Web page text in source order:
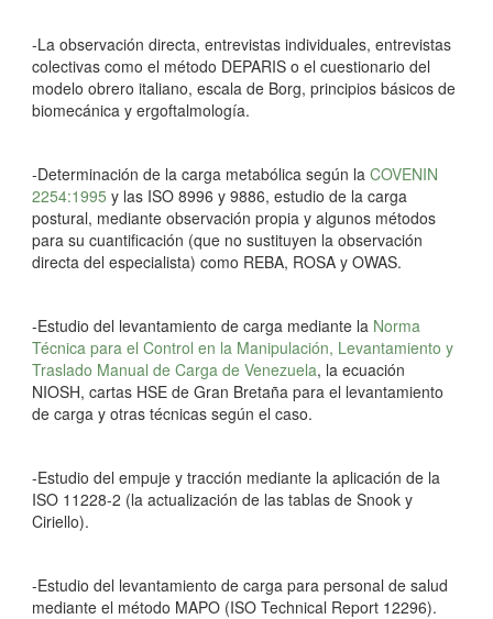
-La observación directa, entrevistas individuales, entrevistas
colectivas como el método DEPARIS o el cuestionario del
modelo obrero italiano, escala de Borg, principios básicos de
biomecánica y ergoftalmología.
-Determinación de la carga metabólica según la COVENIN
2254:1995 y las ISO 8996 y 9886, estudio de la carga
postural, mediante observación propia y algunos métodos
para su cuantificación (que no sustituyen la observación
directa del especialista) como REBA, ROSA y OWAS.
-Estudio del levantamiento de carga mediante la Norma
Técnica para el Control en la Manipulación, Levantamiento y
Traslado Manual de Carga de Venezuela, la ecuación
NIOSH, cartas HSE de Gran Bretaña para el levantamiento
de carga y otras técnicas según el caso.
-Estudio del empuje y tracción mediante la aplicación de la
ISO 11228-2 (la actualización de las tablas de Snook y
Ciriello).
-Estudio del levantamiento de carga para personal de salud
mediante el método MAPO (ISO Technical Report 12296).